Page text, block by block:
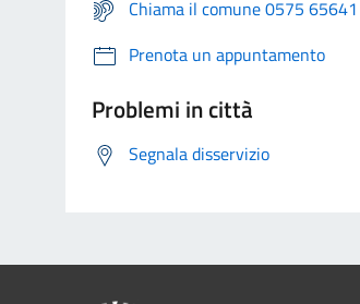
Chiama il comune 0575 65641
Prenota un appuntamento
Problemi in città
Segnala disservizio